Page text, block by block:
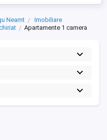
are Balcon, Bucătărie
Neamt
Imobiliare
Apartamente 1 camera